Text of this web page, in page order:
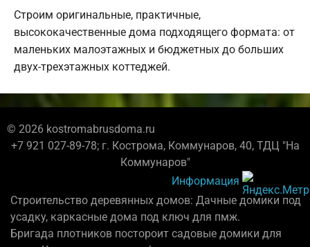
Строим оригинальные, практичные,
высококачественные дома подходящего формата: от
маленьких малоэтажных и бюджетных до больших
двух-трехэтажных коттеджей.
© 2026 kostromabrusdoma.ru
+7 921 027-89-78; г. Кострома, Коммунаров, 40, ТДЦ "На
Коммунаров"
Информация
Строительство деревянных домов: Дачные домики под
усадку, каркасные дома под ключ для пмж.
Бригада плотников постороит садовые домики для